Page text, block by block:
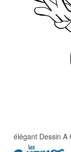
élégant Dessin A